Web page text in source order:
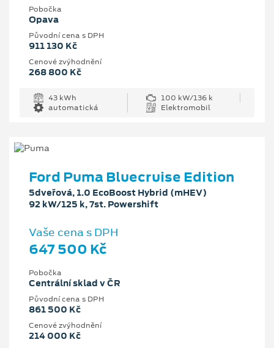
Pobočka
Opava
Původní cena s DPH
911 130 Kč
Cenové zvýhodnění
268 800 Kč
43 kWh
100 kW/136 k
automatická
Elektromobil
Ford Puma Bluecruise Edition
5dveřová, 1.0 EcoBoost Hybrid (mHEV)
92 kW/125 k, 7st. Powershift
Vaše cena s DPH
647 500 Kč
Pobočka
Centrální sklad v ČR
Původní cena s DPH
861 500 Kč
Cenové zvýhodnění
214 000 Kč